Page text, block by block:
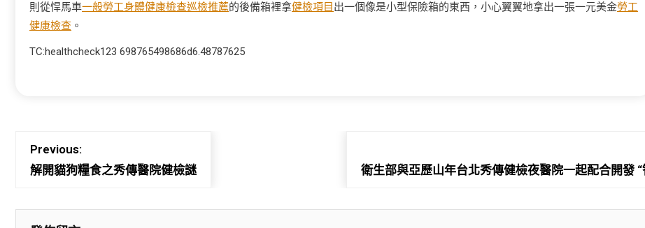
則從悍馬車一般勞工身體健康檢查巡檢推薦的後備箱裡拿健檢項目 出一個像是小型保險箱的東西，小心翼翼地拿出一張一元美金勞工
健康檢查 。
TC:healthcheck123 698765498686d6.48787625
Previous:
解開貓狗糧食之秀傳醫院健檢謎
衛生部與亞歷山年台北秀傳健檢夜醫院一起配合開發